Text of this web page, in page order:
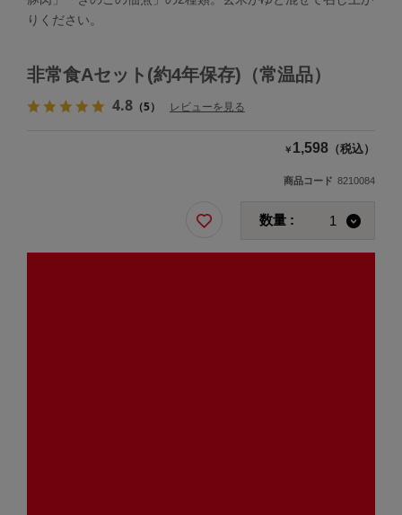
りください。
非常食Aセット(約4年保存)（常温品）
4.8（5） レビューを見る
￥ 1,598 （税込）
商品コード 8210084
数量 :